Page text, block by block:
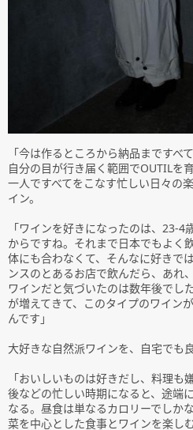
「今は作るところから納品まですべ
自分の目が行き届く範囲でOUTILを
一人ですべてをこなす忙しい日々の
イン。
「ワインを好きになったのは、23-
からですね。それまで日本でもよく
体にも合わなくて、そんなに好きで
ンスのとあるお店で飲んだら、あれ
ワインだと気づいたのは数年後でし
が増えてきて、このタイプのワイン
んです」
大好きな自然派ワインを、自宅でも
「おいしいものは好きだし、料理
後などの忙しい時期になると、途端
なる。昼食は単なるカロリーでしか
菜を中心とした食事とワインを楽し